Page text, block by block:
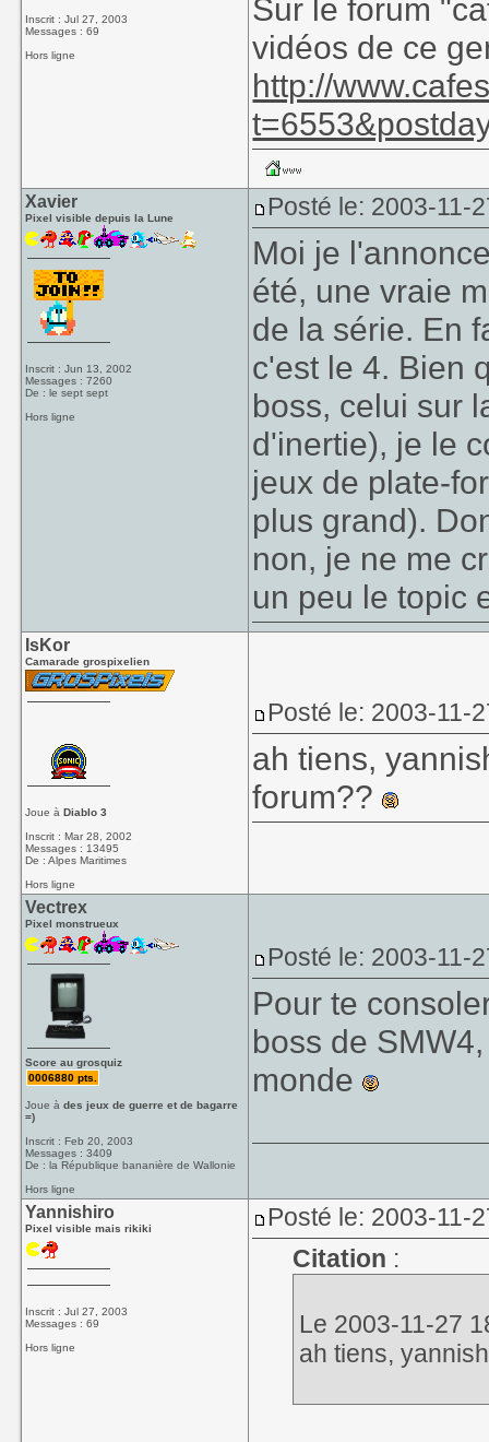
Inscrit : Jul 27, 2003
Messages : 69
Hors ligne
Sur le forum
vidéos de ce
http://
Xavier
Pixel visible depuis la Lune
Inscrit : Jun 13, 2002
Messages : 7260
De : le sept sept
Hors ligne
Posté le: 2003-11-
Moi je
été, une vraie
de la série. En
c'est le 4. Bien
boss, celui sur
d'inertie), je le
jeux de plate-
plus grand).
non, je ne me
un peu le topic
IsKor
Camarade grospixelien
Joue àDiablo 3
Inscrit : Mar 28, 2002
Messages : 13495
De : Alpes Maritimes
Hors ligne
Posté le: 2003-11-
ah tiens,
forum??
Vectrex
Pixel monstrueux
Score au grosquiz
0006880 pts.
Joue àdes jeux de guerre et de bagarre
=)
Inscrit : Feb 20, 2003
Messages : 3409
De : la République bananière de Wallonie
Hors ligne
Posté le: 2003-11-
Pour te
boss de
monde
Yannishiro
Pixel visible mais rikiki
Inscrit : Jul 27, 2003
Messages : 69
Hors ligne
Posté le: 2003-11-
Citation :
Le 2003-11-27
ah tiens,